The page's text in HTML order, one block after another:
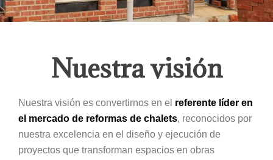
Nuestra visión
Nuestra visión es convertirnos en el referente líder en
el mercado de reformas de chalets, reconocidos por
nuestra excelencia en el diseño y ejecución de
proyectos que transforman espacios en obras